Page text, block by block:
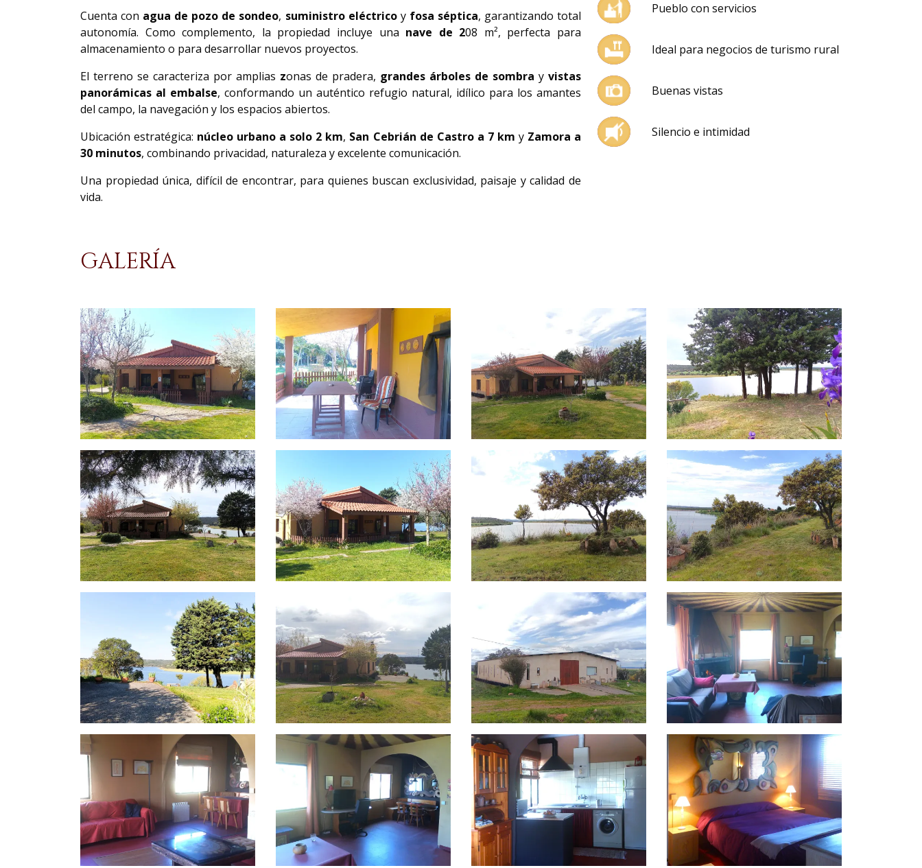
Cuenta con agua de pozo de sondeo, suministro eléctricoy fosa séptica, garantizando total
autonomía. Como complemento, la propiedad incluye una nave de 208 m², perfecta para
almacenamiento o para desarrollar nuevos proyectos.
El terreno se caracteriza por amplias zonas de pradera, grandes árboles de sombra y vistas
panorámicas al embalse, conformando un auténtico refugio natural, idílico para los amantes
del campo, la navegación y los espacios abiertos.
Ubicación estratégica: núcleo urbano a solo 2 km, San Cebrián de Castro a 7 km y Zamora a
30 minutos, combinando privacidad, naturaleza y excelente comunicación.
Una propiedad única, difícil de encontrar, para quienes buscan exclusividad, paisaje y calidad de
vida.
Pueblo con servicios
Ideal para negocios de turismo rural
Buenas vistas
Silencio e intimidad
GALERÍA